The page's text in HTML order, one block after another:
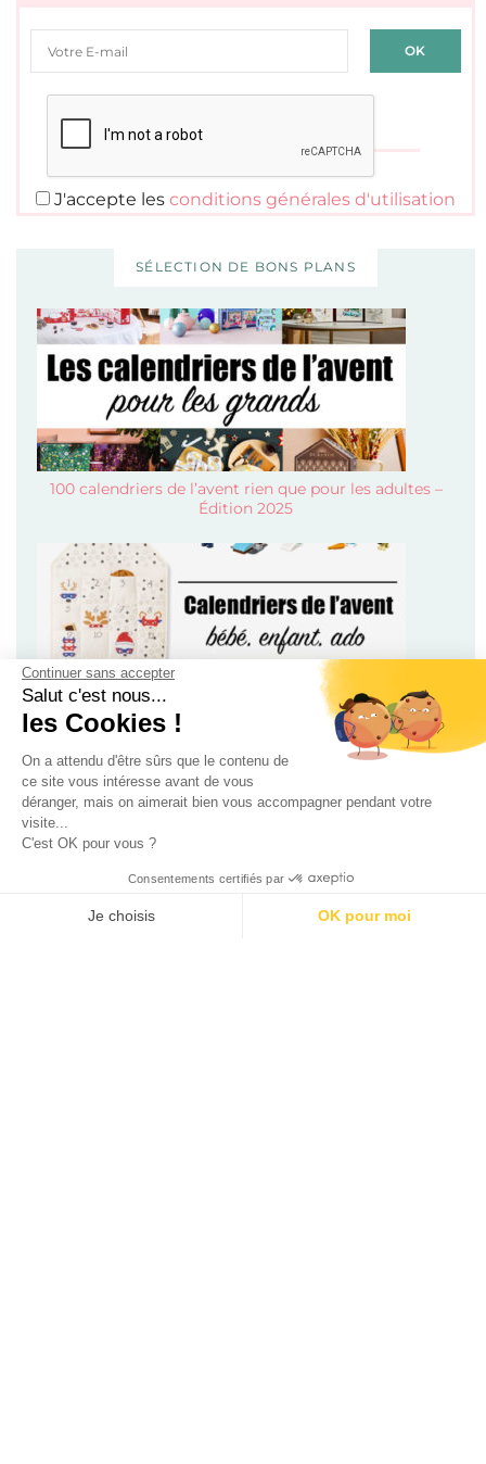
Continuer sans accepter
Salut c'est nous...
les Cookies !
On a attendu d'être sûrs que le contenu de
ce site vous intéresse avant de vous
déranger, mais on aimerait bien vous accompagner pendant votre
visite...
C'est OK pour vous ?
Consentements certifiés par
Je choisis OK pour moi
J'accepte les conditions générales d'utilisation
SÉLECTION DE BONS PLANS
100 calendriers de l’avent rien que pour les adultes –
Édition 2025
Calendriers de l’avent pour enfant, bébé et ado 2024 !